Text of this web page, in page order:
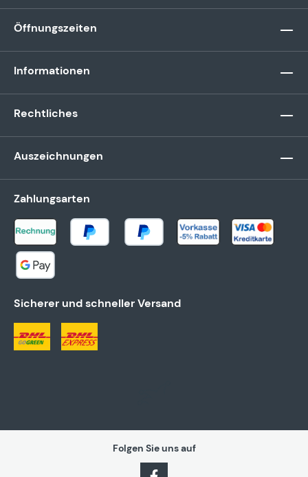
Öffnungszeiten
Informationen
Rechtliches
Auszeichnungen
Zahlungsarten
Sicherer und schneller Versand
Folgen Sie uns auf